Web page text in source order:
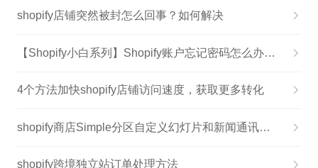
shopify店铺突然被封怎么回事？如何解决
【Shopify小白系列】Shopify账户忘记密码怎么办？Shopify密码重置&应用介绍
4个方法加快shopify店铺访问速度，获取更多转化
shopify商店Simple分区自定义幻灯片和新闻通讯步骤
shopify跨境独立站订单处理方法